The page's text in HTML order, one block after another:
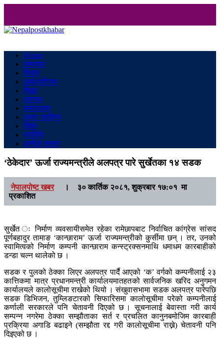
Home
समाचार
विचार
अर्थ/वाणिज्य
शिक्षा
स्वास्थ
मनाेरञ्जन
कला/ साहित्य
विश्व
प्रविधि
अनौठो संसार
‘ठेकेदार’ ऊर्जा राज्यमन्त्रीले अलपत्र पारे सुर्खेतका १४ सडक
नेपालपोष्ट खबर।
३० कार्तिक २०८१, शुक्रबार १७:०१ मा
प्रकाशित
सुर्खेत ः निर्माण व्यवसायीसमेत रहेका रामेछापबाट निर्वाचित कांग्रेस सांसद
पूर्णबहादुर तामाङ ‘कान्छाराम’ ऊर्जा राज्यमन्त्रीको कुर्सीमा छन् । तर, उनको
स्वामित्वको निर्माण कम्पनी कान्छाराम कन्स्ट्रक्सनमाथि धमाधम कारबाहीको
डन्डा चल्न थालेको छ ।
सडक र पुलको ठेक्का लिएर अलपत्र पार्दै आएको ‘क’ वर्गको कम्पनीलाई २३
कात्तिकमा मात्र प्रधानमन्त्री कार्यालयमातहतको सार्वजनिक खरिद अनुगमन
कार्यालयले कालोसूचीमा राखेको थियो । संखुवासभामा सडक अलपत्र पारेपछि
सडक डिभिजन, तुम्लिङटारको सिफारिसमा कालोसूचीमा परेको कम्पनीलाई
कर्णाली सरकारले पनि चेतावनी दिएको छ । सूचनालाई बेवास्ता गरी कार्य
सम्पन्न नगरेमा ठेक्का सम्झौताका सर्त र प्रचलित कानुनबमोजिम कारबाही
प्रक्रिया अगाडि बढाइने (सम्झौता रद्द गरी कालोसूचीमा राख्ने) चेतावनी पनि
दिइएको छ ।